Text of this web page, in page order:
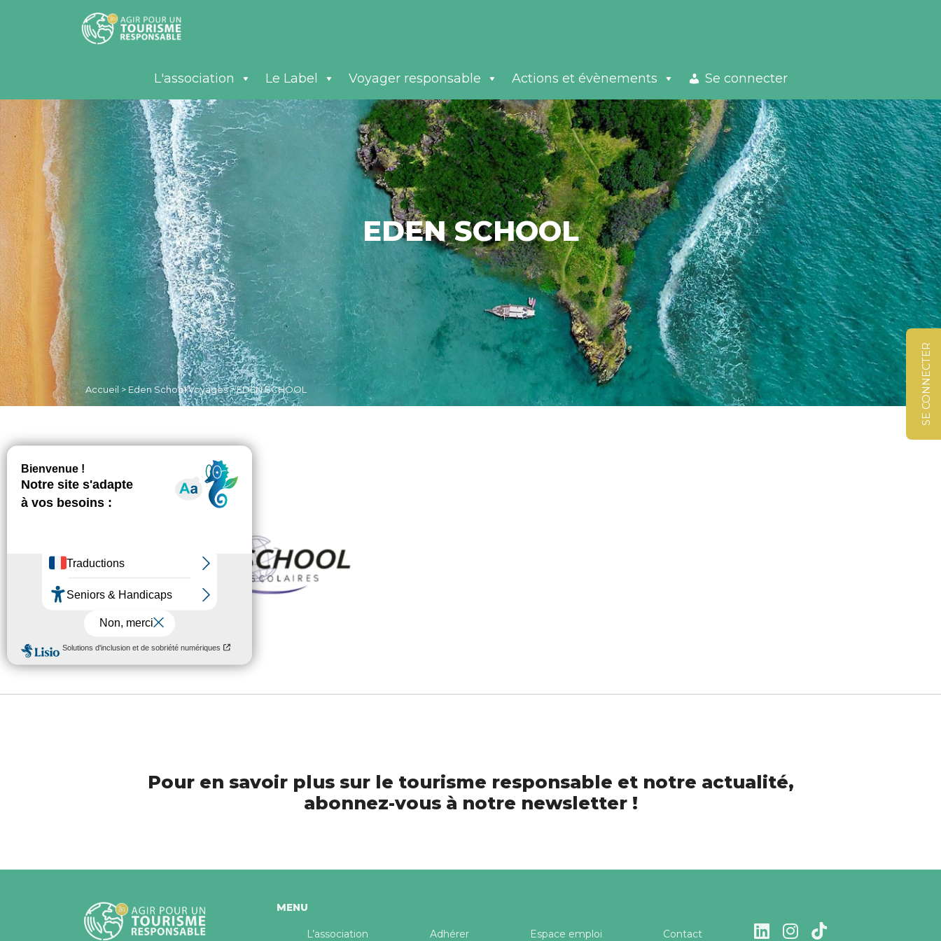
SE CONNECTER
L'association Le Label Voyager responsable Actions et évènements Se connecter
EDEN SCHOOL
Accueil > Eden School Voyages>EDEN SCHOOL ©
Non classé
Pour en savoir plus sur le tourisme responsable et notre actualité,
abonnez-vous à notre newsletter !
MENU
L’association Adhérer Espace emploi Contact